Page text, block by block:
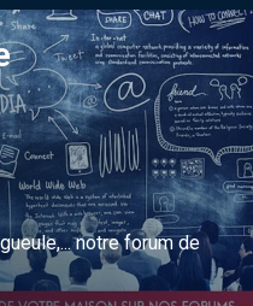
notre forum de